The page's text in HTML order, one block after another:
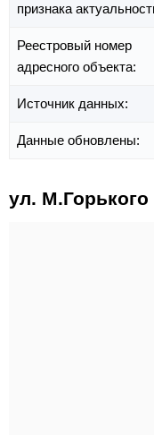
признака
Реестровый номер
адресного объекта:
Источник данных:
Данные обновлены:
ул. М.Горького